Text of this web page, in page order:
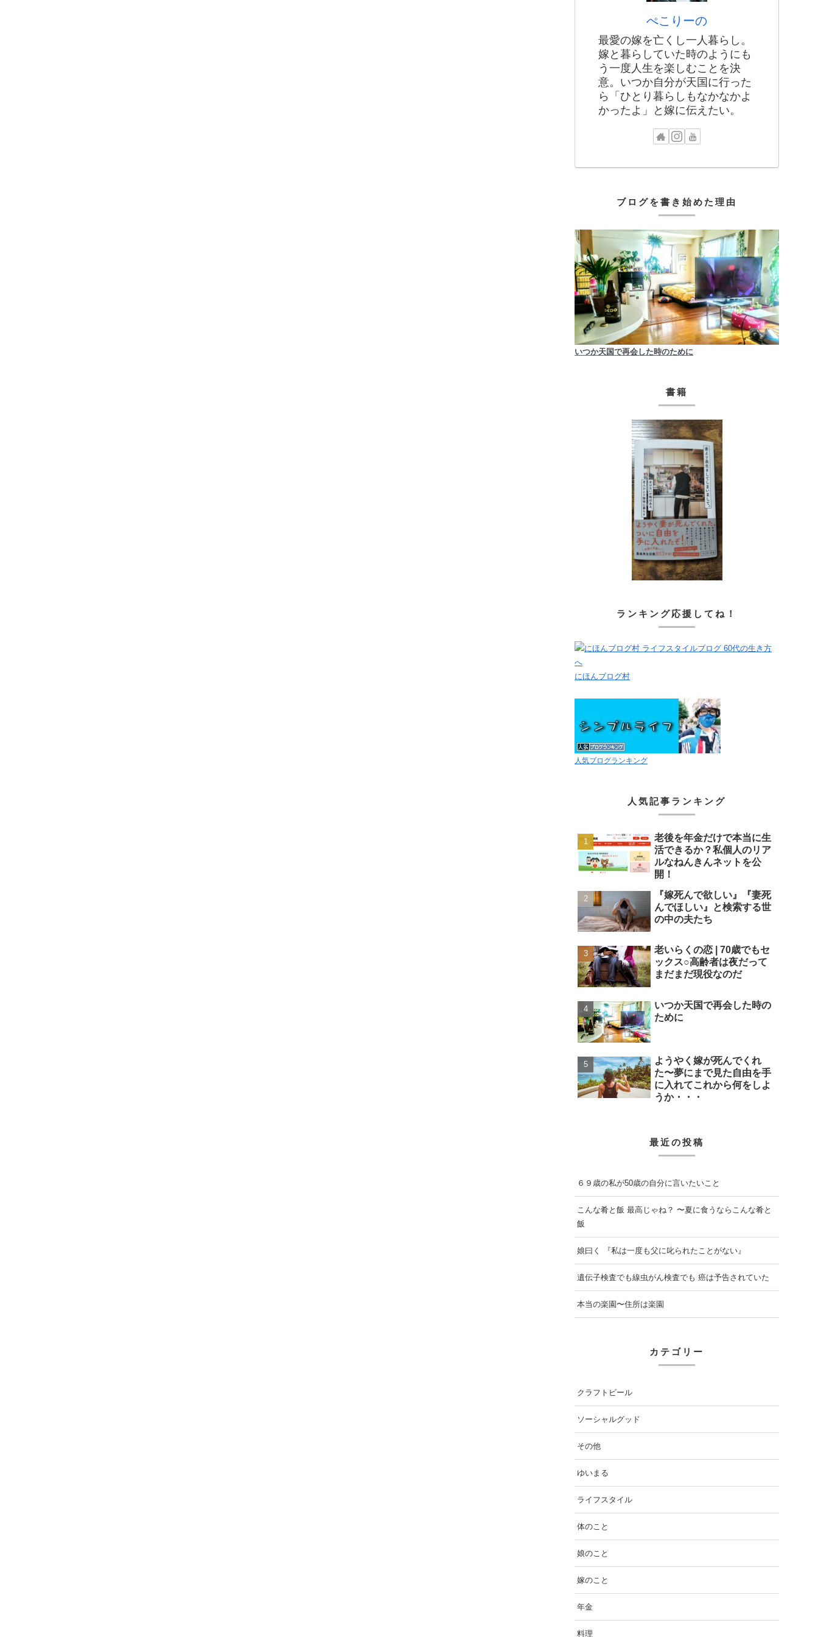
ぺこりーの
最愛の嫁を亡くし一人暮らし。
嫁と暮らしていた時のようにも
う一度人生を楽しむことを決
意。いつか自分が天国に行った
ら「ひとり暮らしもなかなかよ
かったよ」と嫁に伝えたい。
ブログを書き始めた理由
いつか天国で再会した時のために
書籍
ランキング応援してね！
にほんブログ村
人気ブログランキング
人気記事ランキング
老後を年金だけで本当に生
活できるか？私個人のリア
ルなねんきんネットを公
開！
『嫁死んで欲しい』『妻死
んでほしい』と検索する世
の中の夫たち
老いらくの恋 | 70歳でもセ
ックス○高齢者は夜だって
まだまだ現役なのだ
いつか天国で再会した時の
ために
ようやく嫁が死んでくれ
た〜夢にまで見た自由を手
に入れてこれから何をしよ
うか・・・
最近の投稿
６９歳の私が50歳の自分に言いたいこと
こんな肴と飯 最高じゃね？ 〜夏に食うならこんな肴と
飯
娘曰く 『私は一度も父に叱られたことがない』
遺伝子検査でも線虫がん検査でも 癌は予告されていた
本当の楽園〜住所は楽園
カテゴリー
クラフトビール
ソーシャルグッド
その他
ゆいまる
ライフスタイル
体のこと
娘のこと
嫁のこと
年金
料理